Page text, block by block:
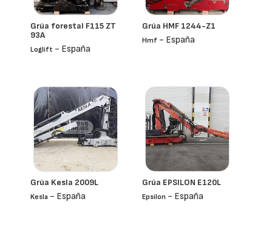
Grúa forestal F115 ZT
93A
Loglift - España
Grúa HMF 1244-Z1
Hmf - España
Grúa Kesla 2009L
Kesla - España
Grúa EPSILON E120L
Epsilon - España